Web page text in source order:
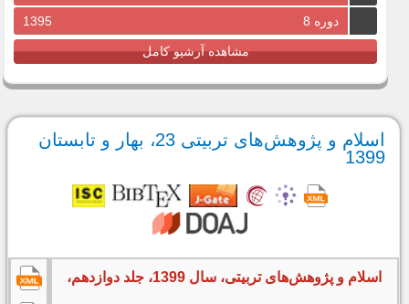
دوره 8
1395
مشاهده آرشیو کامل
اسلام و پژوهش‌های تربیتی 23، بهار و تابستان
1399
اسلام و پژوهش‌های تربیتی، سال 1399، جلد دوازدهم،